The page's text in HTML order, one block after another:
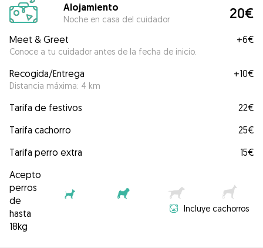
Alojamiento
Noche en casa del cuidador 20€
Meet & Greet
Conoce a tu cuidador antes de la fecha de inicio.
+6€
Recogida/Entrega
Distancia máxima: 4 km
+10€
Tarifa de festivos
22€
Tarifa cachorro
25€
Tarifa perro extra
15€
Acepto
perros
de
hasta
18kg
Incluye cachorros